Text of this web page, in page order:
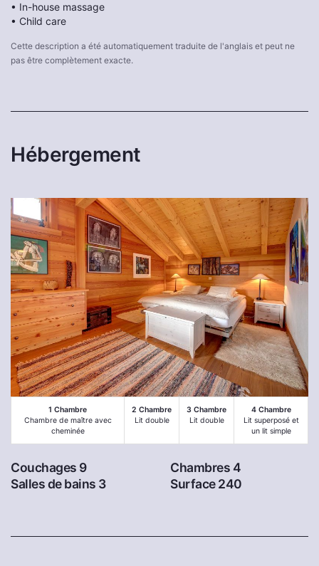
• In-house massage
• Child care
Cette description a été automatiquement traduite de l'anglais et peut ne
pas être complètement exacte.
Hébergement
1 Chambre
Chambre de maître avec
cheminée
2 Chambre
Lit double
3 Chambre
Lit double
4 Chambre
Lit superposé et
un lit simple
Couchages 9
Chambres 4
Salles de bains 3
Surface 240